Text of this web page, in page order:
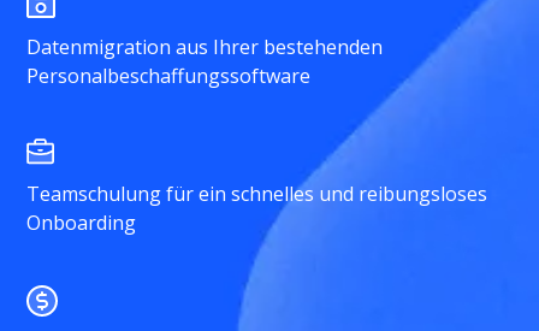
Datenmigration aus Ihrer bestehenden
Personalbeschaffungssoftware
Teamschulung für ein schnelles und reibungsloses
Onboarding